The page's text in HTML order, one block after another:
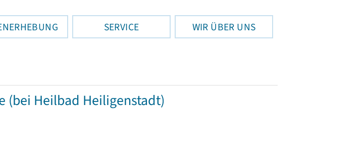
SERVICE WIR ÜBER UNS
(bei Heilbad Heiligenstadt)